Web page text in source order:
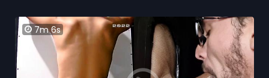
7m 6s